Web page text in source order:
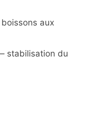
aux
stabilisation du